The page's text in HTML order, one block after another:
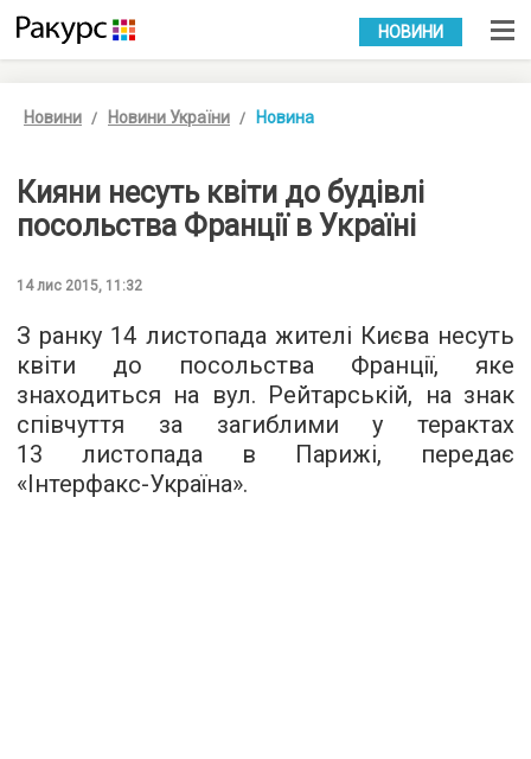
УКР РУС
НОВИНИ
Новини Новини України Новина
Кияни несуть квіти до будівлі
посольства Франції в Україні
14 лис 2015, 11:32
З ранку 14 листопада жителі Києва несуть
квіти до посольства Франції, яке
знаходиться на вул. Рейтарській, на знак
співчуття за загиблими у терактах
13 листопада в Парижі, передає
«Інтерфакс-Україна».